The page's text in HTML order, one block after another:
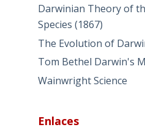
Darwinian Theory of
Species (1867)
The Evolution of
Tom Bethel Darwin's
Wainwright Science
Enlaces